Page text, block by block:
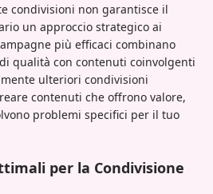
condivisioni non garantisce il
un approccio strategico ai
più efficaci combinano
qualità con contenuti coinvolgenti
ulteriori condivisioni
contenuti che offrono valore,
problemi specifici per il tuo
per la Condivisione